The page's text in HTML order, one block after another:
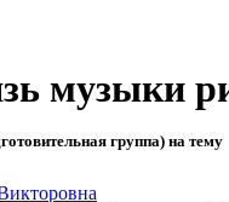
музыки
группа) на тему